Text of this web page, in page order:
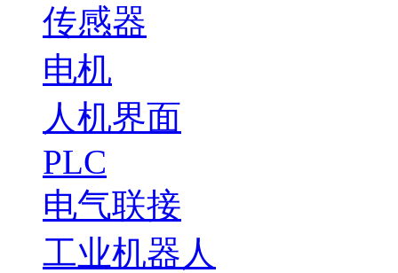
传感器
电机
人机界面
PLC
电气联接
工业机器人